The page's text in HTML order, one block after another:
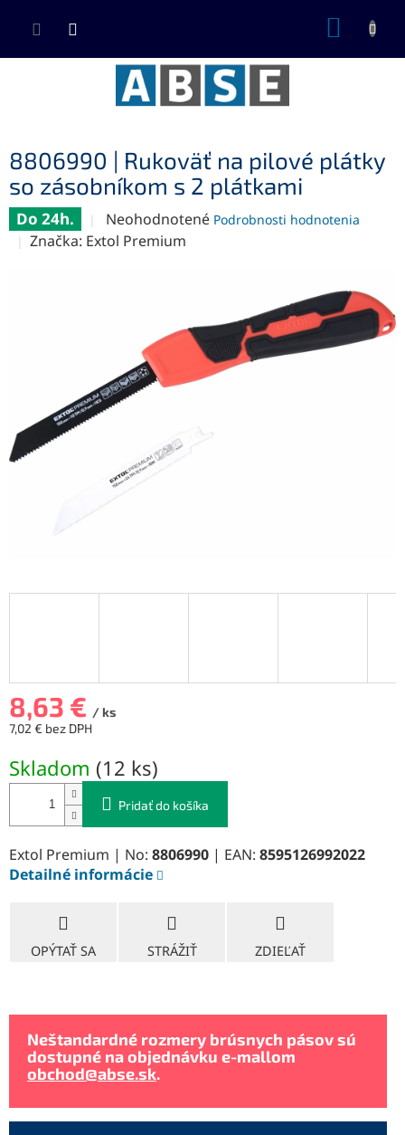
8806990 | Rukoväť na pilové plátky
so zásobníkom s 2 plátkami
Do 24h.
Priemerné
hodnotenie
hviezdičiek.
Neohodnotené Podrobnosti hodnotenia
Značka: Extol Premium
8,63 € / ks
7,02 € bez DPH
cena:
Skladom (12 ks)
Pridať do košíka
Extol Premium | No: 8806990 | EAN: 8595126992022
Detailné informácie
OPÝTAŤ SA STRÁŽIŤ ZDIEĽAŤ
Neštandardné rozmery brúsnych pásov sú
dostupné na objednávku e-mallom
obchod@abse.sk.